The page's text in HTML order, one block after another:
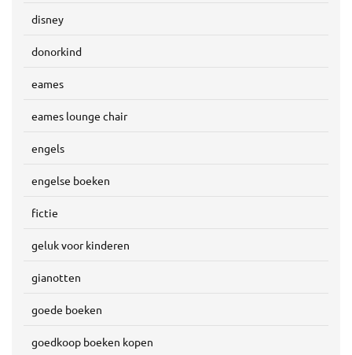
disney
donorkind
eames
eames lounge chair
engels
engelse boeken
fictie
geluk voor kinderen
gianotten
goede boeken
goedkoop boeken kopen